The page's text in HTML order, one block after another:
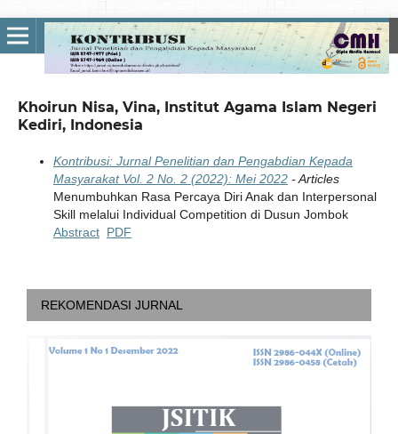
Khoirun Nisa, Vina, Institut Agama Islam Negeri
Kediri, Indonesia
Kontribusi: Jurnal Penelitian dan Pengabdian Kepada
Masyarakat Vol. 2 No. 2 (2022): Mei 2022- Articles
Menumbuhkan Rasa Percaya Diri Anak dan Interpersonal
Skill melalui Individual Competition di Dusun Jombok
Abstract PDF
REKOMENDASI JURNAL